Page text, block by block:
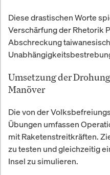
Diese drastischen Worte
Verschärfung der Rhetorik
Abschreckung
Umsetzung der
Manöver
Die von der
Übungen umfassen
mit Raketenstreitkräften.
zu testen und gleichzeitig
Insel zu simulieren.